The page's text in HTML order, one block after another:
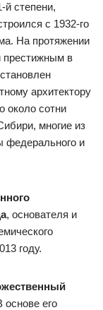
степени,
с 1932-го
На протяжении
престижным в
архитектору
около сотни
многие из
федерального и
, основателя и
году.
основе его